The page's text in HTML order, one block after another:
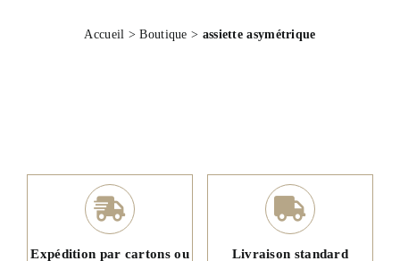
Accueil >Boutique > assiette asymétrique
Expédition par cartons ou
Livraison standard